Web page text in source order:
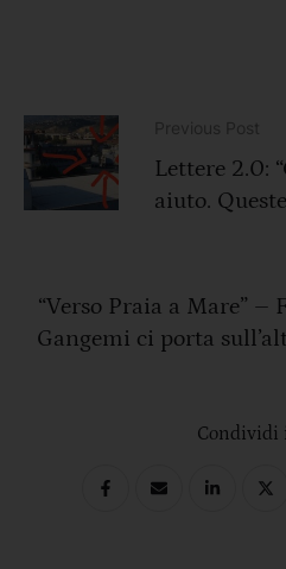
Lettere 2.0:
aiuto.
“Verso Praia a Mare” –
Gangemi ci porta
Condividi